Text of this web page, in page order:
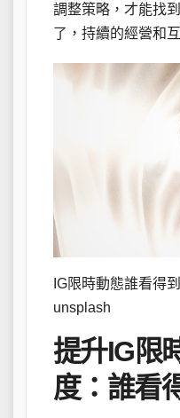
調整策略，才能找
了，持續的經營和
IG限時動態誰看得
unsplash
提升IG限
度：誰看